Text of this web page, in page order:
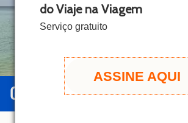
do Viaje na Viagem
Serviço gratuito
ASSINE AQUI
e
GUIA DE BARBADOS